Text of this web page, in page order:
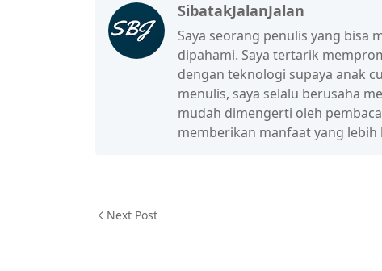
SibatakJalanJalan
Saya seorang penulis yang bisa
dipahami. Saya tertarik
dengan teknologi supaya anak
menulis, saya selalu berusaha
mudah dimengerti oleh
memberikan manfaat yang lebih
Next Post